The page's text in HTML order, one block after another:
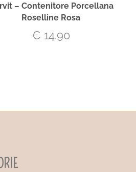
– Contenitore Porcellana
Roselline Rosa
€ 14.90